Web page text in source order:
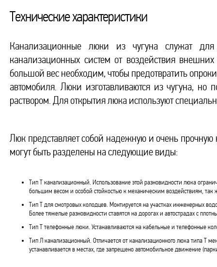
Технические характеристики
Канализационные люки из чугуна служат
канализационных систем от воздействия
большой вес необходим, чтобы предотвратить
автомобиля. Люки изготавливаются из чугуна,
раствором. Для открытия люка используют
Люк представляет собой надежную и очень прочную
могут быть разделены на следующие виды:
Тип Т канализационный. Использование этой разновидности люка
большим весом и особой стойкостью к механическим воздействиям,
Тип Т для смотровых колодцев. Монтируется на участках инженерных
Более тяжелые разновидности ставятся на дорогах и автострадах с
Тип Т телефонные люки. Устанавливаются на кабельные и телефонные
Тип Л канализационный. Отличается от канализационного люка типа Т
устанавливается в местах, где запрещено автомобильное движение